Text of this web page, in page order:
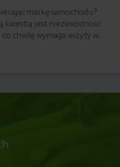
markę samochodu?
kwestią jest niezawodność
chwilę wymaga wizyty w
przeanalizować dane na